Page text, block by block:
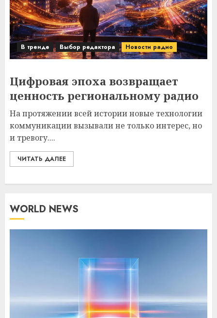
В тренде Выбор редактора Новости радио
Цифровая эпоха возвращает
ценность региональному радио
На протяжении всей истории новые технологии
коммуникации вызывали не только интерес, но
и тревогу....
ЧИТАТЬ ДАЛЕЕ
WORLD NEWS